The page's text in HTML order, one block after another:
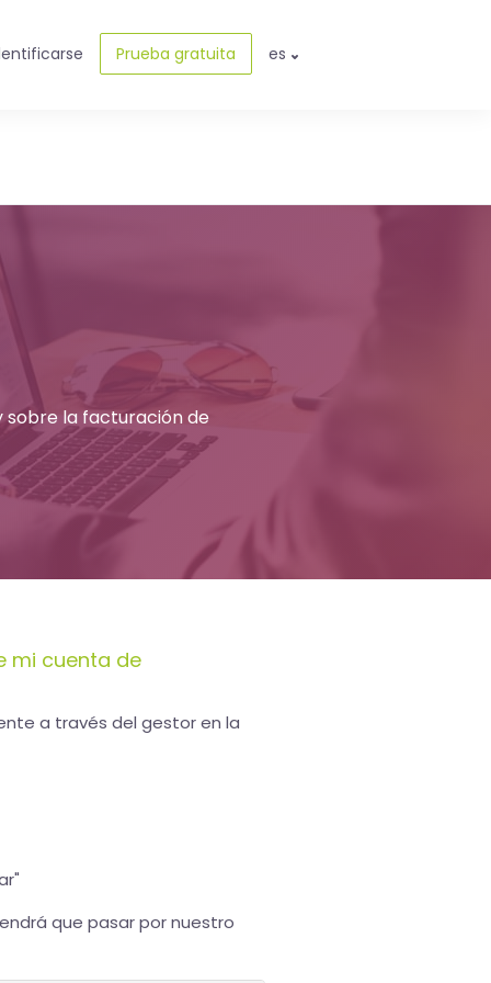
Prueba gratuita es
sobre la facturación de
mi cuenta de
a través del gestor en la
que pasar por nuestro